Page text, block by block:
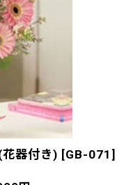
器付き) [GB-071 ]